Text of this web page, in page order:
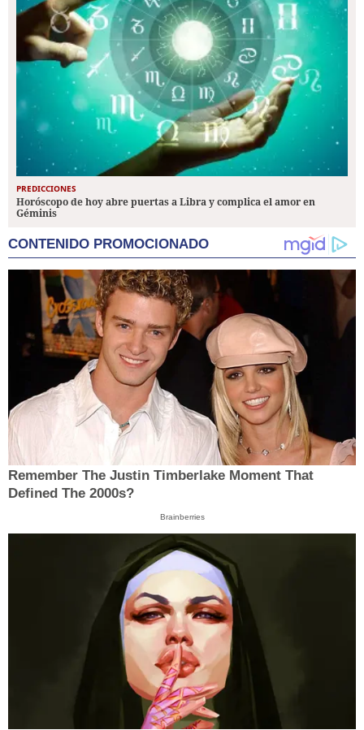
PREDICCIONES
Horóscopo de hoy abre puertas a Libra y complica el amor en
Géminis
CONTENIDO PROMOCIONADO
Remember The Justin Timberlake Moment That
Defined The 2000s?
Brainberries